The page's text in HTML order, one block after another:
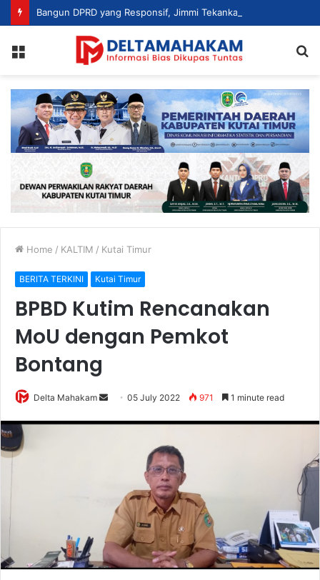
Home / KALTIM / Kutai Timur
BERITA TERKINI Kutai Timur
BPBD Kutim Rencanakan
MoU dengan Pemkot
Bontang
Delta Mahakam
m
a
l
05 July 2022 971 1 minute read